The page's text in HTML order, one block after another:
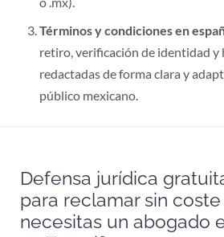
Términos y condiciones en
retiro, verificación de identidad y
redactadas de forma clara y
público mexicano.
Defensa jurídica
para reclamar sin
necesitas un abogado